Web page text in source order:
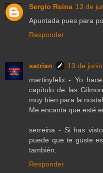
Sergio Reina 13 de
Apuntada pues para
Responder
satrian
13 de
martinyfelix - Yo
capítulo de las
muy bien para la
Me encanta que esté
serreina - Si has
puede que te guste
también.
Responder